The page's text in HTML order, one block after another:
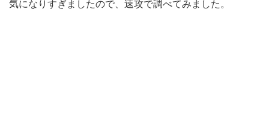
気になりすぎましたので、速攻で調べてみました。